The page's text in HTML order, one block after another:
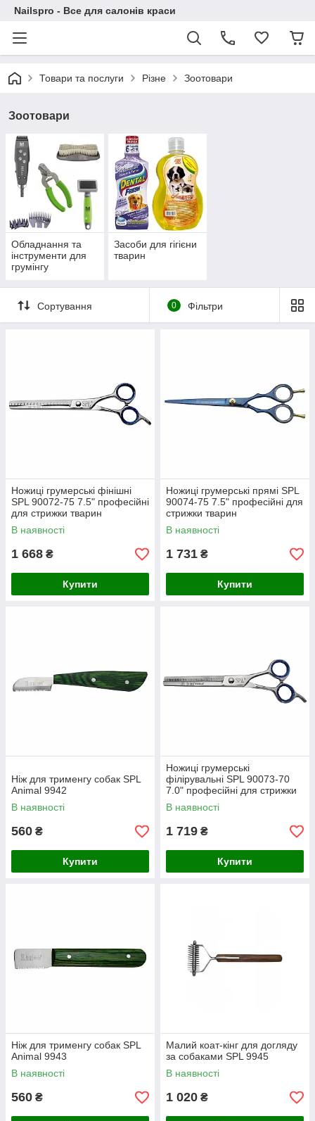
Nailspro - Все для салонів краси
Товари та послуги Різне Зоотовари
Зоотовари
Обладнання та
інструменти для
грумінгу
Засоби для гігієни
тварин
Сортування 0 Фільтри
Ножиці грумерські фінішні
SPL 90072-75 7.5" професійні
для стрижки тварин
В наявності
1 668 ₴
Купити
Ножиці грумерські прямі SPL
90074-75 7.5" професійні для
стрижки тварин
В наявності
1 731 ₴
Купити
Ніж для трименгу собак SPL
Animal 9942
В наявності
560 ₴
Купити
Ножиці грумерські
філірувальні SPL 90073-70
7.0" професійні для стрижки
тварин
В наявності
1 719 ₴
Купити
Ніж для трименгу собак SPL
Animal 9943
В наявності
560 ₴
Малий коат-кінг для догляду
за собаками SPL 9945
В наявності
1 020 ₴